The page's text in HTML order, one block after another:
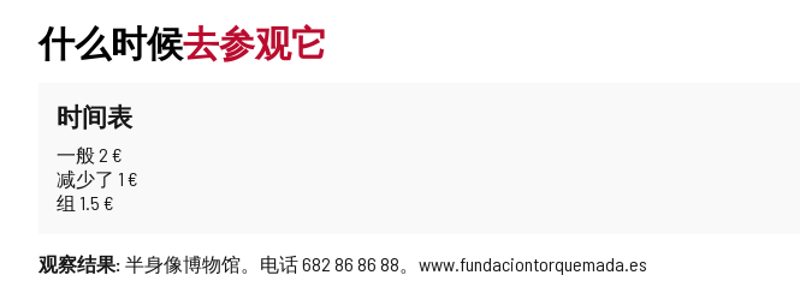
什么时候去参观它
时间表
一般 2 €
减少了 1 €
组 1.5 €
观察结果: 半身像博物馆。电话 682 86 86 88。www.fundaciontorquemada.es